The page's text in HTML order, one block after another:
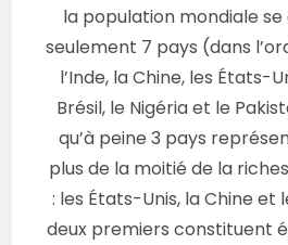
la population mondiale
seulement 7 pays (dans
l’Inde, la Chine, les États-
Brésil, le Nigéria et le
qu’à peine 3 pays
plus de la moitié de la
: les États-Unis, la Chine et
deux premiers constituent